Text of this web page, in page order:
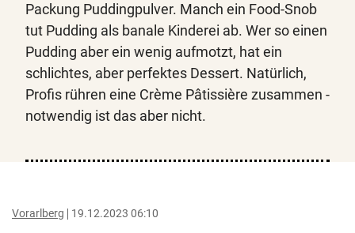
Packung Puddingpulver. Manch ein Food-Snob
tut Pudding als banale Kinderei ab. Wer so einen
Pudding aber ein wenig aufmotzt, hat ein
schlichtes, aber perfektes Dessert. Natürlich,
Profis rühren eine Crème Pâtissière zusammen -
notwendig ist das aber nicht.
Vorarlberg 19.12.2023 06:10